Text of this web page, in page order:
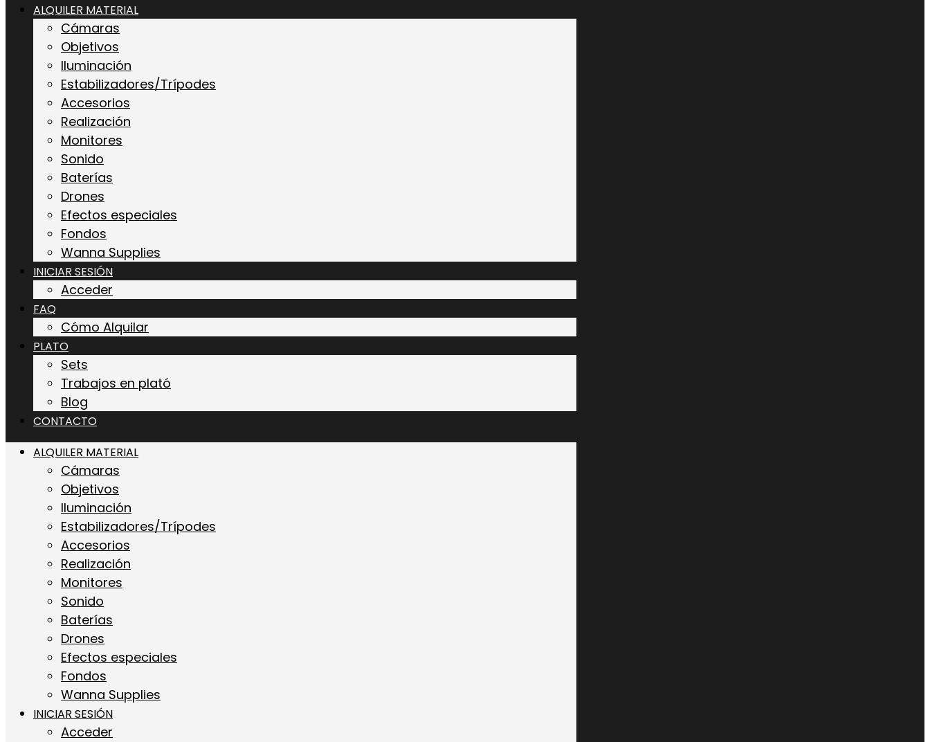
ALQUILER MATERIAL
Cámaras
Objetivos
Iluminación
Estabilizadores/Trípodes
Accesorios
Realización
Monitores
Sonido
Baterías
Drones
Efectos especiales
Fondos
Wanna Supplies
INICIAR SESIÓN
Acceder
FAQ
Cómo Alquilar
PLATO
Sets
Trabajos en plató
Blog
CONTACTO
ALQUILER MATERIAL
Cámaras
Objetivos
Iluminación
Estabilizadores/Trípodes
Accesorios
Realización
Monitores
Sonido
Baterías
Drones
Efectos especiales
Fondos
Wanna Supplies
INICIAR SESIÓN
Acceder